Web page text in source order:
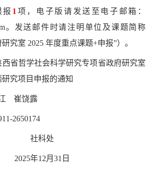
报 1 项，电子版请发送至电子邮箱：
。发送邮件时请注明单位及课题简称
研究室 2025 年度重点课题+申报”）。
西省哲学社会科学研究专项省政府研究室
究项目申报的通知
崔饶露
2650174
社科处
2025年12月31日